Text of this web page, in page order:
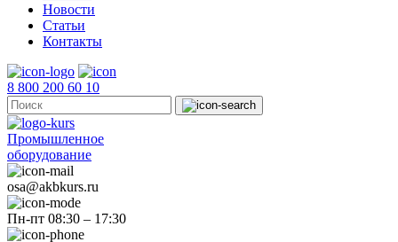
Новости
Статьи
Контакты
8 800 200 60 10
Промышленное
оборудование
osa@akbkurs.ru
Пн-пт 08:30 – 17:30